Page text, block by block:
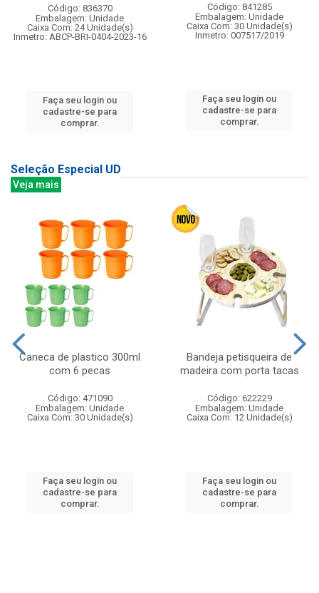
Código: 836370
Embalagem: Unidade
Caixa Com: 24 Unidade(s)
Inmetro: ABCP-BRI-0404-2023-16
Faça seu login ou
cadastre-se para
comprar.
Código: 841285
Embalagem: Unidade
Caixa Com: 30 Unidade(s)
Inmetro: 007517/2019
Faça seu login ou
cadastre-se para
comprar.
Seleção Especial UD
Veja mais
Caneca de plastico 300ml
com 6 pecas
Código: 471090
Embalagem: Unidade
Caixa Com: 30 Unidade(s)
Faça seu login ou
cadastre-se para
comprar.
Bandeja petisqueira de
madeira com porta tacas
Código: 622229
Embalagem: Unidade
Caixa Com: 12 Unidade(s)
Faça seu login ou
cadastre-se para
comprar.